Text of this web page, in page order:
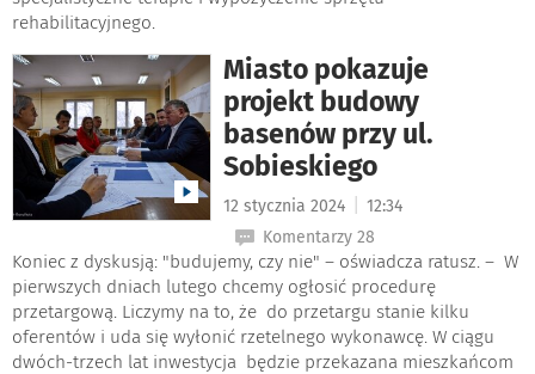
rehabilitacyjnego.
Miasto pokazuje
projekt budowy
basenów przy ul.
Sobieskiego
12 stycznia 2024
12:34
Komentarzy 28
Koniec z dyskusją: "budujemy, czy nie" – oświadcza ratusz. – W
pierwszych dniach lutego chcemy ogłosić procedurę
przetargową. Liczymy na to, że do przetargu stanie kilku
oferentów i uda się wyłonić rzetelnego wykonawcę. W ciągu
dwóch-trzech lat inwestycja będzie przekazana mieszkańcom